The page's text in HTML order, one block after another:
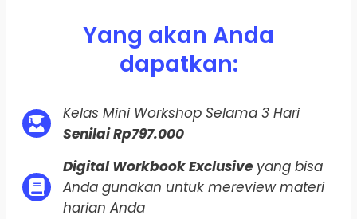
Yang akan Anda
dapatkan:
Kelas Mini Workshop Selama 3 Hari
Senilai Rp797.000
Digital Workbook Exclusive yang bisa
Anda gunakan untuk mereview materi
harian Anda